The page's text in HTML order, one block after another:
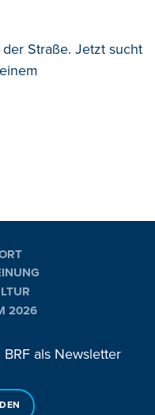
Straße. Jetzt sucht
2026
als Newsletter